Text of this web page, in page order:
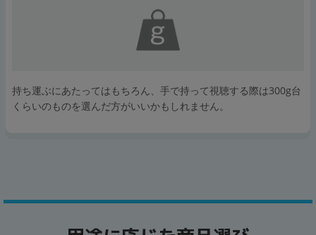
持ち運ぶにあたってはもちろん、手で持って視聴する際は300g台
くらいのものを選んだ方がいいかもしれません。